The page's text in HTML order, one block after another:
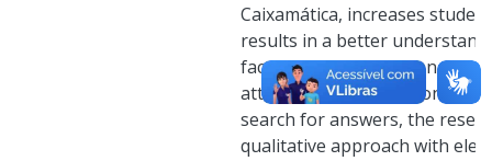
Caixamática, increases
results in a better
factors of multiplication and
attitude towards the concepts
search for answers, the
qualitative approach with